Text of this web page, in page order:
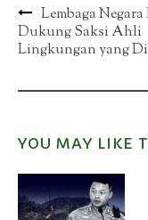
Post
navigation
Lembaga
Dukung Saksi Ahli
Lingkungan yang
YOU MAY LIKE